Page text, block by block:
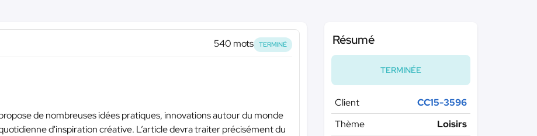
540 mots TERMINÉ
de nombreuses idées pratiques, innovations autour du monde
d'inspiration créative. L’article devra traiter précisément du
Résumé
TERMINÉE
Client
CC15-3596
Thème
Loisirs